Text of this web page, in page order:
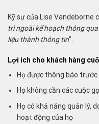
Kỹ sư của Lise Vandeborne
trì ngoài kế hoạch thông
liệu thành thông tin”.
Lợi ích cho khách hàng
Họ được thông báo
Họ không cần các cuộc
Họ có khả năng quản lý,
hoạt động của họ